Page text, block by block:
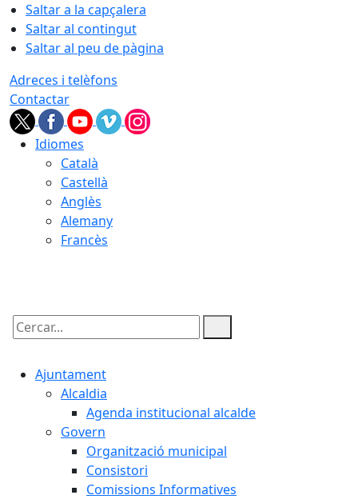
Saltar a la capçalera
Saltar al contingut
Saltar al peu de pàgina
Adreces i telèfons
Contactar
Idiomes
Català
Castellà
Anglès
Alemany
Francès
Cercar:
Ajuntament
Alcaldia
Agenda institucional alcalde
Govern
Organització municipal
Consistori
Comissions Informatives